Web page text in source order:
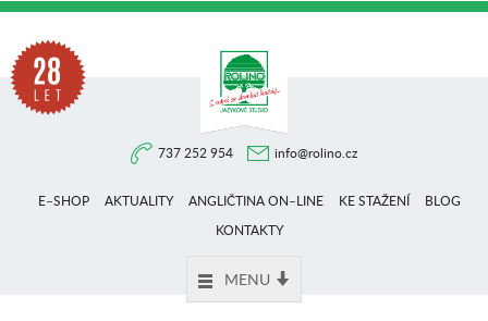
737 252 954 info@rolino.cz
E–SHOP AKTUALITY ANGLIČTINA ON–LINE KE STAŽENÍ
BLOG
KONTAKTY
MENU